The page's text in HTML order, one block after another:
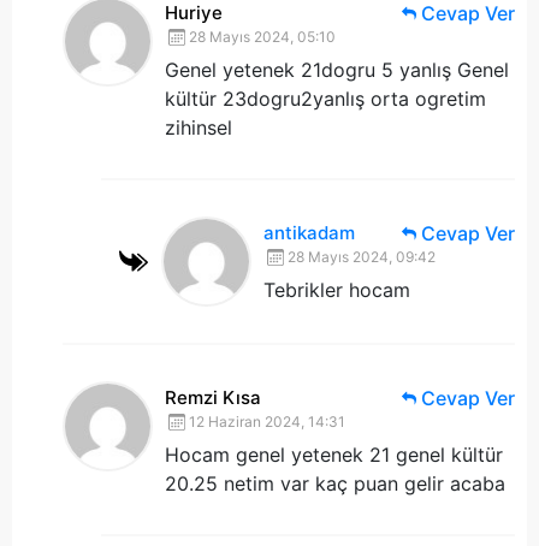
Huriye
28 Mayıs 2024, 05:10
Genel yetenek 21dogru 5 yanlış Genel
kültür 23dogru2yanlış orta ogretim
zihinsel
Cevap Ver
antikadam
28 Mayıs 2024, 09:42
Tebrikler hocam
Cevap Ver
Remzi Kısa
12 Haziran 2024, 14:31
Hocam genel yetenek 21 genel kültür
20.25 netim var kaç puan gelir acaba
Cevap Ver